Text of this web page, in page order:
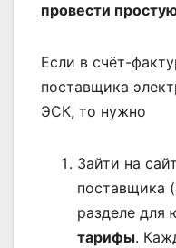
провести
Если в счёт-
поставщика
ЭСК, то нужно
Зайти на
поставщика
разделе для
тарифы.